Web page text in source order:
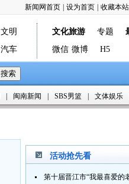
收藏本站
设为首页
新闻网首页
文明
汽车
文化旅游 专题
微信 微博 H5
闽南新闻 SBS男篮 文体娱乐
活动抢先看